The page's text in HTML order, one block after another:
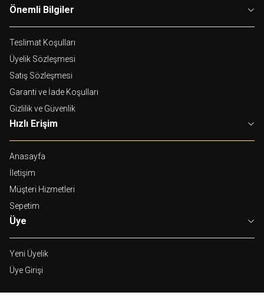
Önemli Bilgiler
Teslimat Koşulları
Üyelik Sözleşmesi
Satış Sözleşmesi
Garanti ve İade Koşulları
Gizlilik ve Güvenlik
Hızlı Erişim
Anasayfa
İletişim
Müşteri Hizmetleri
Sepetim
Üye
Yeni Üyelik
Üye Girişi